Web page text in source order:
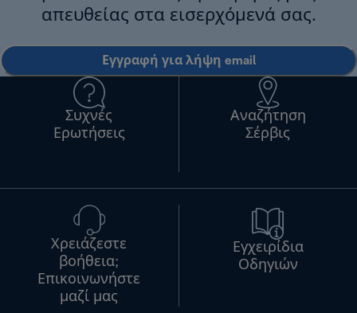
απευθείας στα εισερχόμενά σας.
Εγγραφή για λήψη email
Συχνές
Ερωτήσεις
Αναζήτηση
Σέρβις
Χρειάζεστε
βοήθεια;
Επικοινωνήστε
μαζί μας
Εγχειρίδια
Οδηγιών